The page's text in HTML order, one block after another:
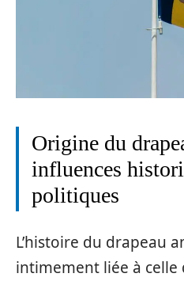
Origine du
influences
politiques
L’histoire du drapeau
intimement liée à